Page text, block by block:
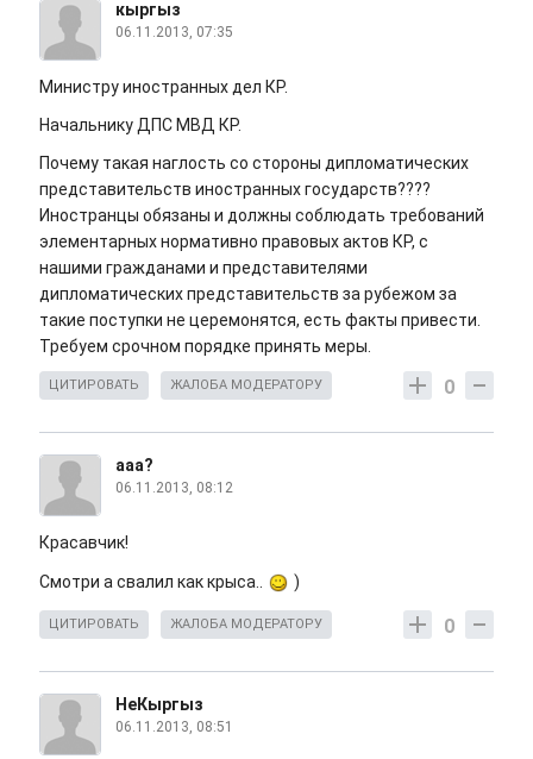
кыргыз
06.11.2013, 07:35
Министру иностранных дел КР.
Начальнику ДПС МВД КР.
Почему такая наглость со стороны дипломатических
представительств иностранных государств????
Иностранцы обязаны и должны соблюдать требований
элементарных нормативно правовых актов КР, с
нашими гражданами и представителями
дипломатических представительств за рубежом за
такие поступки не церемонятся, есть факты привести.
Требуем срочном порядке принять меры.
0
ЦИТИРОВАТЬ ЖАЛОБА МОДЕРАТОРУ
ааа?
06.11.2013, 08:12
Красавчик!
Смотри а свалил как крыса.. )
0
ЦИТИРОВАТЬ ЖАЛОБА МОДЕРАТОРУ
НеКыргыз
06.11.2013, 08:51